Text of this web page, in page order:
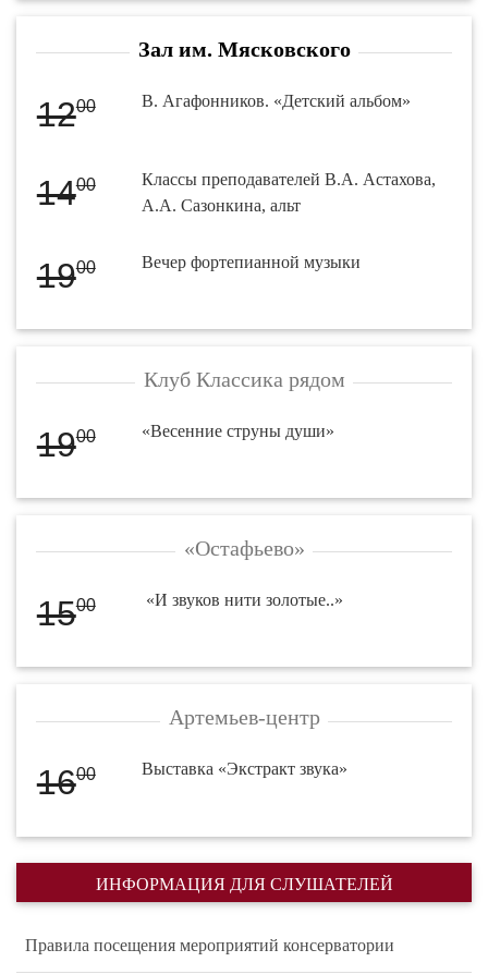
Зал им. Мясковского
1200 В. Агафонников. «Детский альбом»
1400
Классы преподавателей В.А. Астахова,
А.А. Сазонкина, альт
1900 Вечер фортепианной музыки
Клуб Классика рядом
1900 «Весенние струны души»
«Остафьево»
1500 «И звуков нити золотые..»
Артемьев-центр
1600 Выставка «Экстракт звука»
ИНФОРМАЦИЯ ДЛЯ СЛУШАТЕЛЕЙ
Правила посещения мероприятий консерватории